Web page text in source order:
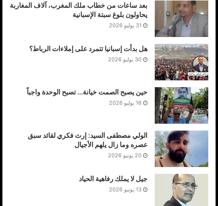
بعد ساعات من خطاب ملك المغرب، آلاف المغاربة
يحاولون بلوغ سبتة الإسبانية
31 يوليو 2026
هل بدأت إسبانيا تتمرد على إملاءات الرباط؟
30 يوليو 2026
حين يصبح الصمت خيانة… تصبح الوحدة واجباً
16 يوليو 2026
الولي مصطفى السيد: إرث فكري لقائد سبق
عصره وما زال يلهم الأجيال
20 يونيو 2026
جيل لا يملك رفاهية الحياد
13 يونيو 2026